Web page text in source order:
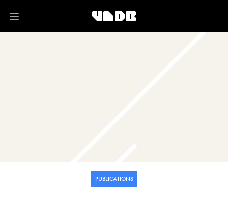
Open main menu
PUBLICATIONS